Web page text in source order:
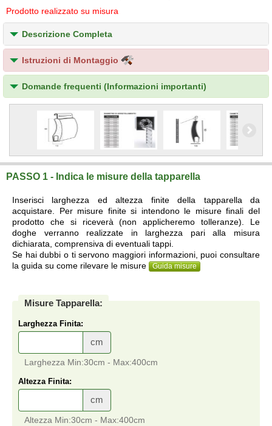
Prodotto realizzato su misura
Descrizione Completa
Istruzioni di Montaggio
Domande frequenti (Informazioni importanti)
PASSO 1 - Indica le misure della tapparella
Inserisci larghezza ed altezza finite della tapparella da
acquistare. Per misure finite si intendono le misure finali del
prodotto che si riceverà (non applicheremo tolleranze). Le
doghe verranno realizzate in larghezza pari alla misura
dichiarata, comprensiva di eventuali tappi.
Se hai dubbi o ti servono maggiori informazioni, puoi consultare
la guida su come rilevare le misure
Guida misure
Misure Tapparella:
Larghezza Finita:
cm
Larghezza Min:30cm - Max:400cm
Altezza Finita:
cm
Altezza Min:30cm - Max:400cm